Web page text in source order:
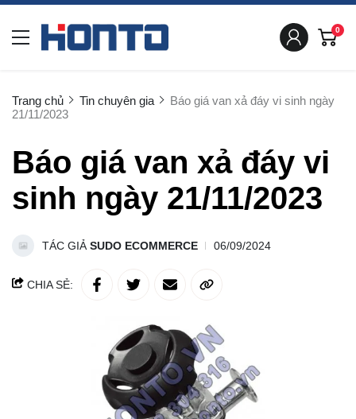
0
Trang chủ Tin chuyên gia
Báo giá van xả đáy vi sinh ngày
21/11/2023
Báo giá van xả đáy vi
sinh ngày 21/11/2023
TÁC GIẢ SUDO ECOMMERCE 06/09/2024
CHIA SẺ: